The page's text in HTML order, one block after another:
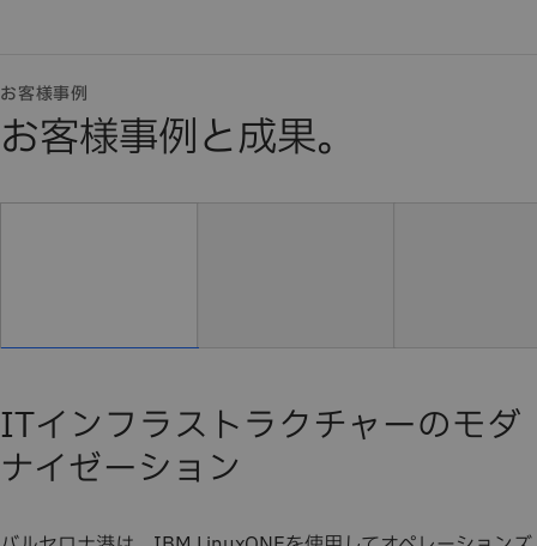
お客様事例
お客様事例と成果。
ITインフラストラクチャーのモダ
ナイゼーション